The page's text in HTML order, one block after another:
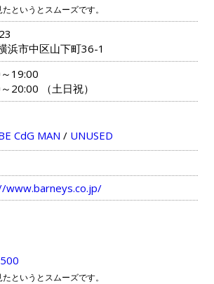
というとスムーズです。
浜市中区山下町36-1
19:00
20:00 （土日祝）
CdG MAN / UNUSED
www.barneys.co.jp/
というとスムーズです。